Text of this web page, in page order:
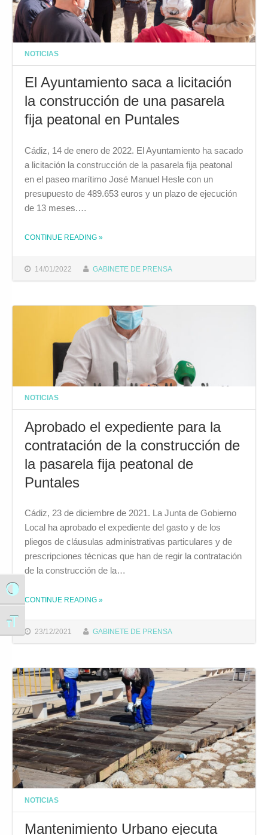
Alternar alto contraste
Alternar tamaño de letra
NOTICIAS
El Ayuntamiento saca a licitación
la construcción de una pasarela
fija peatonal en Puntales
14/01/2022 GABINETE DE PRENSA
Cádiz, 14 de enero de 2022. El Ayuntamiento ha sacado
a licitación la construcción de la pasarela fija peatonal
en el paseo marítimo José Manuel Hesle con un
presupuesto de 489.653 euros y un plazo de ejecución
de 13 meses.…
CONTINUE READING THE "EL AYUNTAMIENTO SACA A LICITACIÓN LA CONSTRUCCIÓN DE UNA PASARELA FIJA PEATONAL EN PUNTALES"
»
NOTICIAS
Aprobado el expediente para la
contratación de la construcción de
la pasarela fija peatonal de
Puntales
23/12/2021 GABINETE DE PRENSA
Cádiz, 23 de diciembre de 2021. La Junta de Gobierno
Local ha aprobado el expediente del gasto y de los
pliegos de cláusulas administrativas particulares y de
prescripciones técnicas que han de regir la contratación
de la construcción de la…
CONTINUE READING THE "APROBADO EL EXPEDIENTE PARA LA CONTRATACIÓN DE LA CONSTRUCCIÓN DE LA PASARELA FIJA PEATONAL DE PUNTALES"
»
NOTICIAS
Mantenimiento Urbano ejecuta